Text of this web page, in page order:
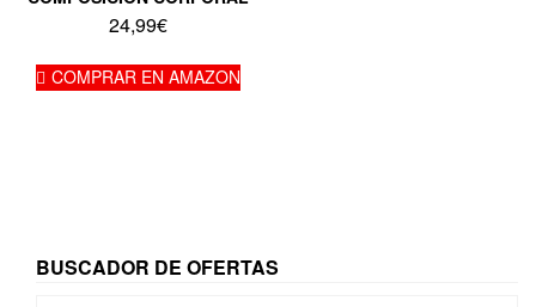
24,99€
COMPRAR EN AMAZON
BUSCADOR DE OFERTAS